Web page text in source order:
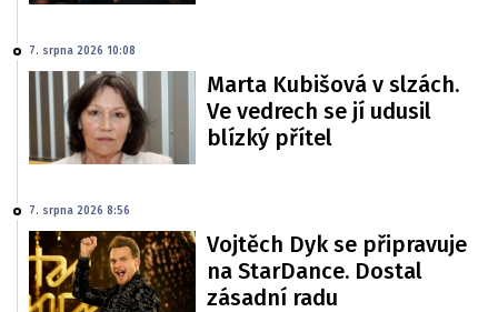
7. srpna 2026 10:08
Marta Kubišová v slzách.
Ve vedrech se jí udusil
blízký přítel
7. srpna 2026 8:56
Vojtěch Dyk se připravuje
na StarDance. Dostal
zásadní radu